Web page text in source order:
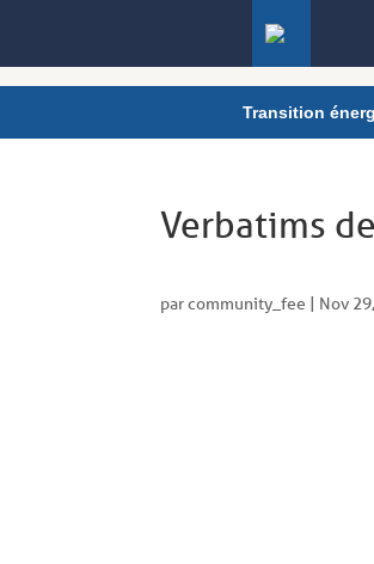
Transition
Verbatims
parcommunity_fee | Nov